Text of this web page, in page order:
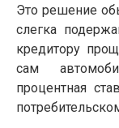
Это решение
слегка
кредитору
сам
процентная